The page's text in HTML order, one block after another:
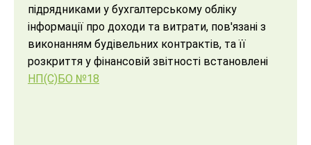
підрядниками у бухгалтерському обліку
інформації про доходи та витрати, пов'язані з
виконанням будівельних контрактів, та її
розкриття у фінансовій звітності встановлені
НП(С)БО №18